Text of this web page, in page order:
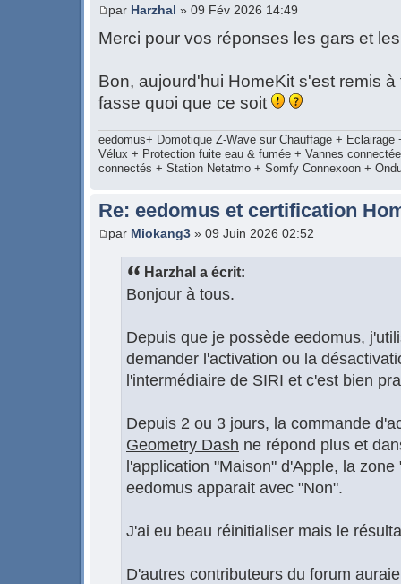
par Harzhal » 09 Fév 2026 14:49
Merci pour vos réponses les gars et
Bon, aujourd'hui HomeKit s'est remis
fasse quoi que ce soit
eedomus+ Domotique Z-Wave sur Chauffage +
Vélux + Protection fuite eau & fumée + Vannes
connectés + Station Netatmo + Somfy Connexoon +
Re: eedomus et certification
par Miokang3 » 09 Juin 2026 02:52
Harzhal a écrit:
Bonjour à tous.
Depuis que je possède eedomus,
demander l'activation ou la
l'intermédiaire de SIRI et c'est bien
Depuis 2 ou 3 jours, la commande
Geometry Dash ne répond plus et
l'application "Maison" d'Apple, la
eedomus apparait avec "Non".
J'ai eu beau réinitialiser mais le
D'autres contributeurs du forum